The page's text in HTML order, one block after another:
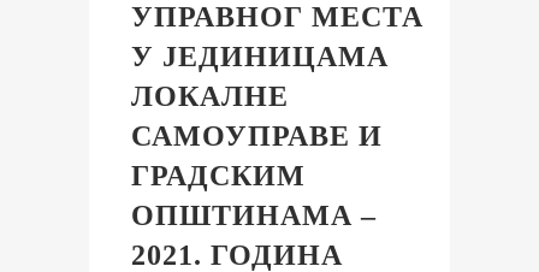
УПРАВНОГ МЕСТА
У ЈЕДИНИЦАМА
ЛОКАЛНЕ
САМОУПРАВЕ И
ГРАДСКИМ
ОПШТИНАМА –
2021. ГОДИНА